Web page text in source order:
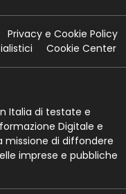
Privacy e Cookie Policy
Cookie Center
Italia di testate e
Digitale e
missione di diffondere
imprese e pubbliche